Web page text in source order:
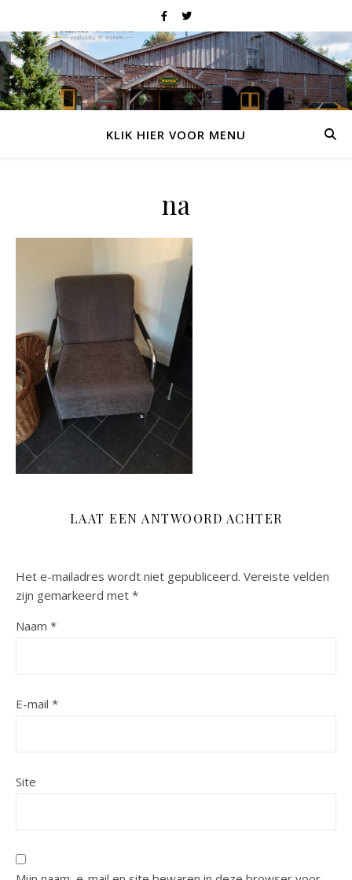
KLIK HIER VOOR MENU
na
LAAT EEN ANTWOORD ACHTER
Het e-mailadres wordt niet gepubliceerd. Vereiste velden
zijn gemarkeerd met *
Naam *
E-mail *
Site